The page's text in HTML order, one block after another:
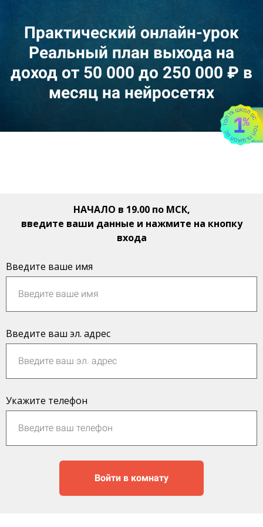
Практический онлайн-урок
Реальный план выхода на
доход от 50 000 до 250 000 ₽ в
месяц на нейросетях
НАЧАЛО в 19.00 по МСК,
введите ваши данные и нажмите на кнопку
входа
Введите ваше имя
Введите ваш эл. адрес
Укажите телефон
Войти в комнату